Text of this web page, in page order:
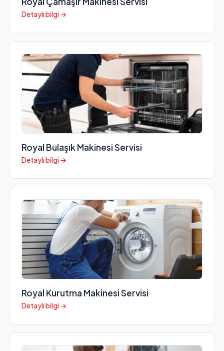
Detaylı bilgi →
Royal Bulaşık Makinesi Servisi
Detaylı bilgi →
Royal Kurutma Makinesi Servisi
Detaylı bilgi →